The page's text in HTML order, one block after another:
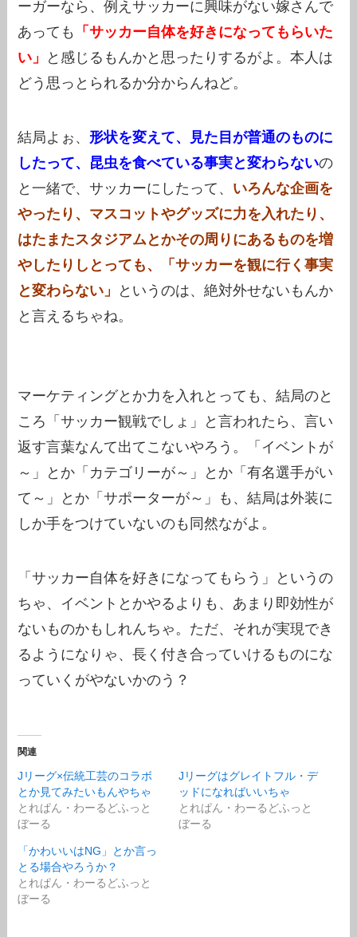
ーガーなら、例えサッカーに興味がない嫁さんで
あっても
「サッカー自体を好きになってもらいた
い」
と感じるもんかと思ったりするがよ。本人は
どう思っとられるか分からんねど。
結局よぉ、 形状を変えて、見た目が普通のものに
したって、昆虫を食べている事実と変わらないの
と一緒で、サッカーにしたって、 いろんな企画を
やったり、マスコットやグッズに力を入れたり、
はたまたスタジアムとかその周りにあるものを増
やしたりしとっても、「サッカーを観に行く事実
と変わらない」
というのは、絶対外せないもんか
と言えるちゃね。
マーケティングとか力を入れとっても、結局のと
ころ「サッカー観戦でしょ」と言われたら、言い
返す言葉なんて出てこないやろう。「イベントが
～」とか「カテゴリーが～」とか「有名選手がい
て～」とか「サポーターが～」も、結局は外装に
しか手をつけていないのも同然ながよ。
「サッカー自体を好きになってもらう」というの
ちゃ、イベントとかやるよりも、あまり即効性が
ないものかもしれんちゃ。ただ、それが実現でき
るようになりゃ、長く付き合っていけるものにな
っていくがやないかのう？
関連
Jリーグ×伝統工芸のコラボ
とか見てみたいもんやちゃ
とれぱん・わーるどふっと
ぼーる
Jリーグはグレイトフル・デ
ッドになればいいちゃ
とれぱん・わーるどふっと
ぼーる
「かわいいはNG」とか言っ
とる場合やろうか？
とれぱん・わーるどふっと
ぼーる